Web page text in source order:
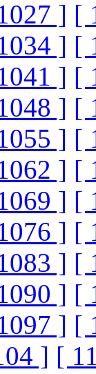
] [
] [
] [
] [
] [
] [
] [
] [
] [
] [
] [
] [